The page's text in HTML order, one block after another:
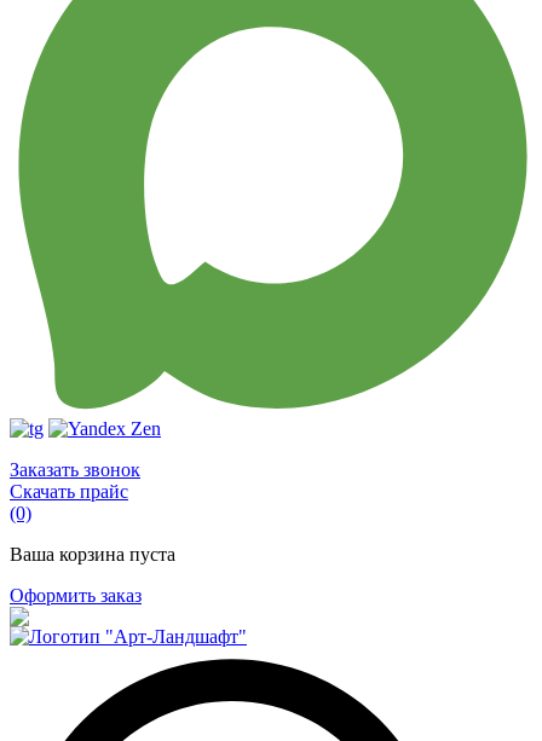
Заказать звонок
Скачать прайс
(0)
Ваша корзина пуста
Оформить заказ